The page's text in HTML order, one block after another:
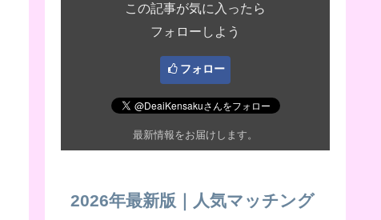
この記事が気に入ったら
フォローしよう
フォロー
最新情報をお届けします。
2026年最新版｜人気マッチング